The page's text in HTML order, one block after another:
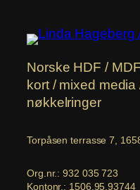
Norske HDF /
kort / mixed
nøkkelringer
Torpåsen terrasse 7,
Org.nr.: 932 035 723
Kontonr.: 1506.95.93744